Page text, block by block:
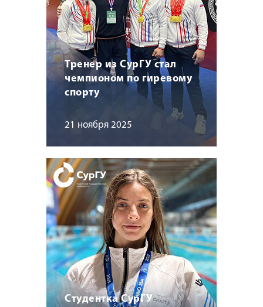
Тренер из СурГУ стал
чемпионом по гиревому
спорту
21 ноября 2025
Студентка СурГУ